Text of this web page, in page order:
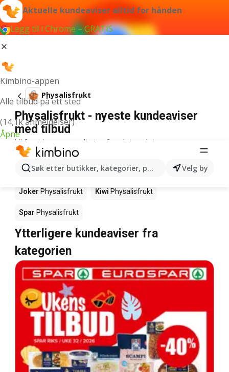
Aktuelle kundeaviser alltid for hånden
Legg til i Chrome – GRATIS
Kimbino-appen
Alle tilbud på ett sted
(14,1k anmeldelser)
Åpne
Søk etter butikker, kategorier, produkter...Velg by
Physalisfrukt
Physalisfrukt - nyeste kundeaviser
med tilbud
Vi fant ingen resultater for det ordet.
Physalisfrukt det er kampanje på -
hvor får jeg kjøpt det?
Joker Physalisfrukt Kiwi Physalisfrukt
Spar Physalisfrukt
Ytterligere kundeaviser fra
kategorien